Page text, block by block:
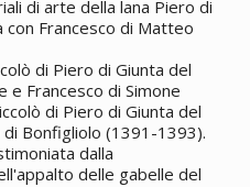
di arte della lana Piero di
con Francesco di Matteo
di Piero di Giunta del
e Francesco di Simone
di Piero di Giunta del
Bonfigliolo (1391-1393).
dalla
delle gabelle del